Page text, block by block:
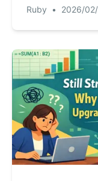
horas y elimina
fórmulas.
Ruby • 2026/